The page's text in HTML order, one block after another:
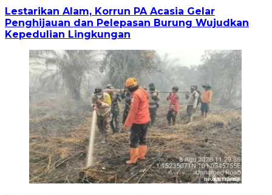
Lestarikan Alam, Korrun PA Acasia Gelar
Penghijauan dan Pelepasan Burung Wujudkan
Kepedulian Lingkungan